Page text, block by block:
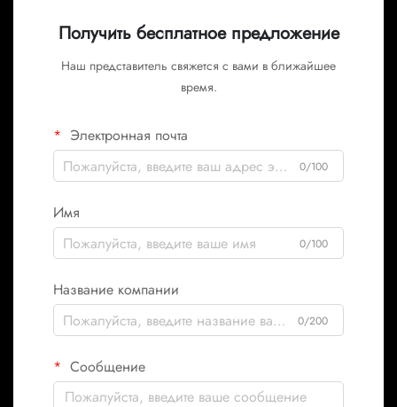
Получить бесплатное предложение
Наш представитель свяжется с вами в ближайшее
время.
Электронная почта
0/100
Имя
0/100
Название компании
0/200
Сообщение